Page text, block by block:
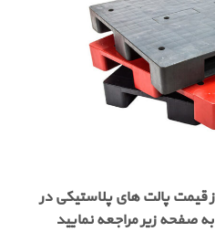
قیمت پالت های پلاستیکی در
صفحه زیر مراجعه نمایید